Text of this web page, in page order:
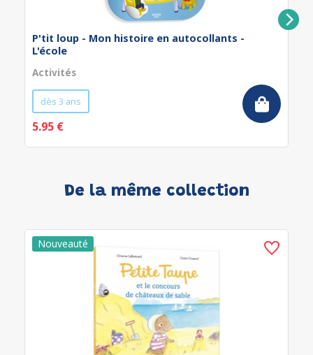
P'tit loup - Mon histoire en autocollants -
L'école
Activités
dès 3 ans
5.95 €
De la même collection